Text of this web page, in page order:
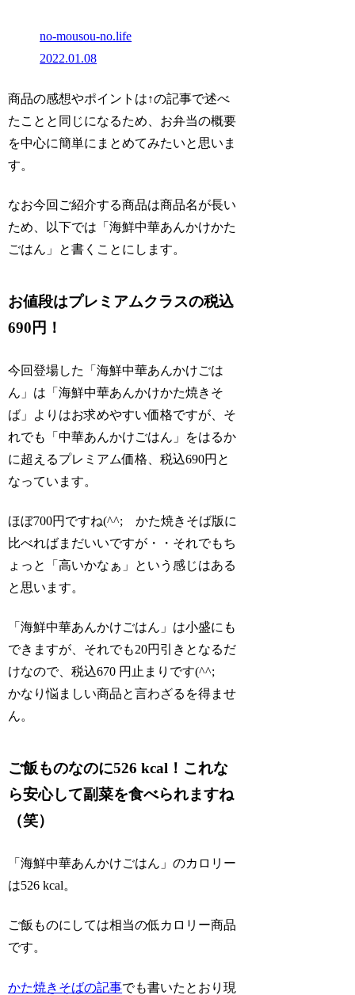
no-mousou-no.life
2022.01.08
商品の感想やポイントは↑の記事で述べ
たことと同じになるため、お弁当の概要
を中心に簡単にまとめてみたいと思いま
す。
なお今回ご紹介する商品は商品名が長い
ため、以下では「海鮮中華あんかけかた
ごはん」と書くことにします。
お値段はプレミアムクラスの税込
690円！
今回登場した「海鮮中華あんかけごは
ん」は「海鮮中華あんかけかた焼きそ
ば」よりはお求めやすい価格ですが、そ
れでも「中華あんかけごはん」をはるか
に超えるプレミアム価格、税込690円と
なっています。
ほぼ700円ですね(^^; かた焼きそば版に
比べればまだいいですが・・それでもち
ょっと「高いかなぁ」という感じはある
と思います。
「海鮮中華あんかけごはん」は小盛にも
できますが、それでも20円引きとなるだ
けなので、税込670 円止まりです(^^;
かなり悩ましい商品と言わざるを得ませ
ん。
ご飯ものなのに526 kcal！これな
ら安心して副菜を食べられますね
（笑）
「海鮮中華あんかけごはん」のカロリー
は526 kcal。
ご飯ものにしては相当の低カロリー商品
です。
かた焼きそばの記事でも書いたとおり現